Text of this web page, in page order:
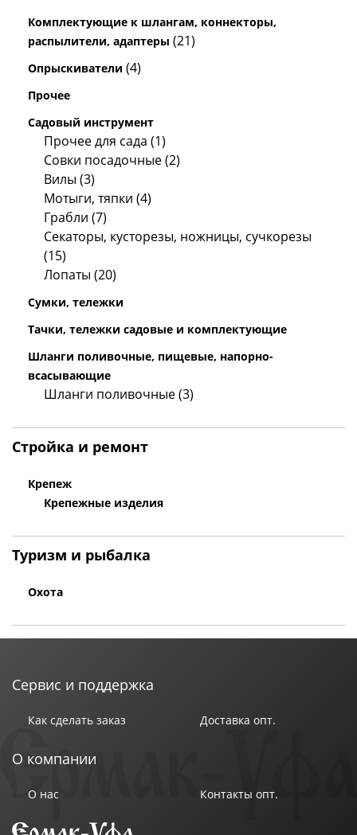
Комплектующие к шлангам, коннекторы,
распылители, адаптеры (21)
Опрыскиватели (4)
Прочее
Садовый инструмент
Прочее для сада (1)
Совки посадочные (2)
Вилы (3)
Мотыги, тяпки (4)
Грабли (7)
Секаторы, кусторезы, ножницы, сучкорезы
(15)
Лопаты (20)
Сумки, тележки
Тачки, тележки садовые и комплектующие
Шланги поливочные, пищевые, напорно-
всасывающие
Шланги поливочные (3)
Стройка и ремонт
Крепеж
Крепежные изделия
Туризм и рыбалка
Охота
Сервис и поддержка
Как сделать заказ Доставка опт.
О компании
О нас Контакты опт.